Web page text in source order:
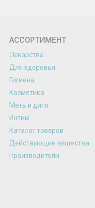
АССОРТИМЕНТ
Лекарства
Для здоровья
Гигиена
Косметика
Мать и дитя
Интим
Каталог товаров
Действующие вещества
Производители